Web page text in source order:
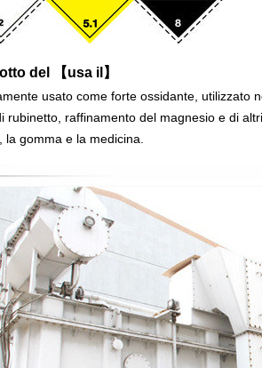
del 【usa il】
usato come forte ossidante, utilizzato
rubinetto, raffinamento del magnesio e di
la gomma e la medicina.